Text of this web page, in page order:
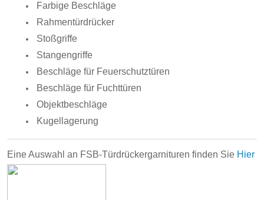
Farbige Beschläge
Rahmentürdrücker
Stoßgriffe
Stangengriffe
Beschläge für Feuerschutztüren
Beschläge für Fuchttüren
Objektbeschläge
Kugellagerung
Eine Auswahl an FSB-Türdrückergarnituren finden Sie Hier